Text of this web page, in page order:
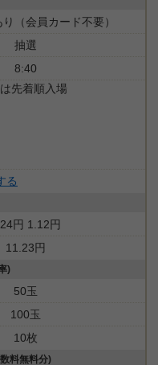
（会員カード不要）
抽選
8:40
先着順入場
る
円 1.12円
11.23円
)
50玉
100玉
10枚
料無料分)